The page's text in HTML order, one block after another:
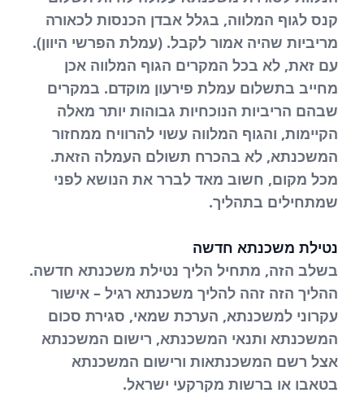
קנס לגוף המלווה, בגלל אבדן הכנסות לכאורה
מריביות שהיה אמור לקבל. (עמלת הפרשי היוון).
עם זאת, לא בכל המקרים הגוף המלווה אכן
מחייב בתשלום עמלת פירעון מוקדם. במקרים
שבהם הריביות הנוכחיות גבוהות יותר מאלה
הקיימות, והגוף המלווה עשוי להרוויח ממחזור
המשכנתא, לא בהכרח תשולם העמלה הזאת.
מכל מקום, חשוב מאד לברר את הנושא לפני
שמתחילים בתהליך.
נטילת משכנתא חדשה
בשלב הזה, מתחיל הליך נטילת משכנתא חדשה.
ההליך הזה זהה להליך משכנתא רגיל – אישור
עקרוני למשכנתא, הערכת שמאי, סגירת סכום
המשכנתא ותנאי המשכנתא, רישום המשכנתא
אצל רשם המשכנתאות ורישום המשכנתא
בטאבו או ברשות מקרקעי ישראל.